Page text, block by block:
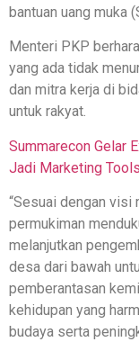
bantuan uang muka
Menteri PKP
yang ada tidak
dan mitra kerja di
untuk rakyat.
Summarecon Gelar
Jadi Marketing Tools
“Sesuai dengan visi
permukiman
melanjutkan
desa dari bawah
pemberantasan
kehidupan yang
budaya serta